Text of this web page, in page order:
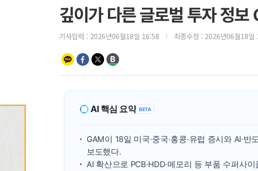
깊이가 다른 글로벌 투자 정
기사입력 : 2026년06월18일 16:58 최종수정 : 2026년06월18일
AI 핵심 요약 BETA
GAM이 18일 미국·중국·홍콩·유럽 증시와 AI·
보도했다.
AI 확산으로 PCB·HDD·메모리 등 부품 수퍼사